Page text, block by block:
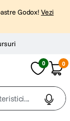
Godox! Vezi
0 0